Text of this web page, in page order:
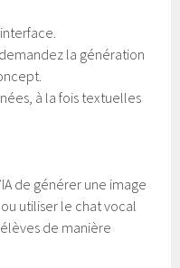
la génération
à la fois textuelles
de générer une image
utiliser le chat vocal
de manière